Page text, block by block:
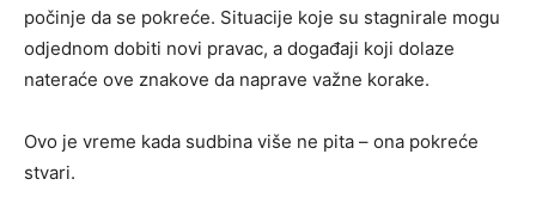
počinje da se pokreće. Situacije koje su stagnirale mogu
odjednom dobiti novi pravac, a događaji koji dolaze
nateraće ove znakove da naprave važne korake.
Ovo je vreme kada sudbina više ne pita – ona pokreće
stvari.